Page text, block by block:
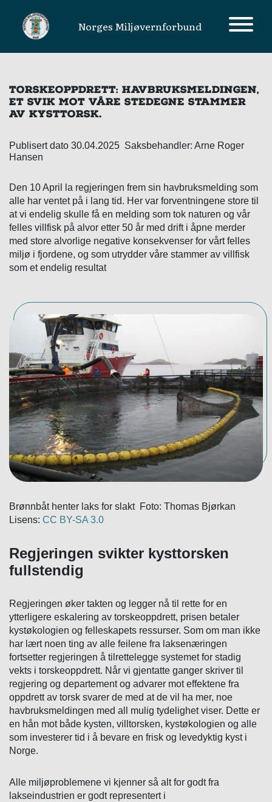
MAIN NAVIGATIONNorges Miljøvernforbund
TORSKEOPPDRETT: HAVBRUKSMELDINGEN,
ET SVIK MOT VÅRE STEDEGNE STAMMER
AV KYSTTORSK.
Publisert dato 30.04.2025 Saksbehandler: Arne Roger
Hansen
Den 10 April la regjeringen frem sin havbruksmelding som
alle har ventet på i lang tid. Her var forventningene store til
at vi endelig skulle få en melding som tok naturen og vår
felles villfisk på alvor etter 50 år med drift i åpne merder
med store alvorlige negative konsekvenser for vårt felles
miljø i fjordene, og som utrydder våre stammer av villfisk
som et endelig resultat
Brønnbåt henter laks for slakt Foto: Thomas Bjørkan
Lisens: CC BY-SA 3.0
Regjeringen svikter kysttorsken
fullstendig
Regjeringen øker takten og legger nå til rette for en
ytterligere eskalering av torskeoppdrett, prisen betaler
kystøkologien og felleskapets ressurser. Som om man ikke
har lært noen ting av alle feilene fra laksenæringen
fortsetter regjeringen å tilrettelegge systemet for stadig
vekts i torskeoppdrett. Når vi gjentatte ganger skriver til
regjering og departement og advarer mot effektene fra
oppdrett av torsk svarer de med at de vil ha mer, noe
havbruksmeldingen med all mulig tydelighet viser. Dette er
en hån mot både kysten, villtorsken, kystøkologien og alle
som investerer tid i å bevare en frisk og levedyktig kyst i
Norge.
Alle miljøproblemene vi kjenner så alt for godt fra
lakseindustrien er godt representert i